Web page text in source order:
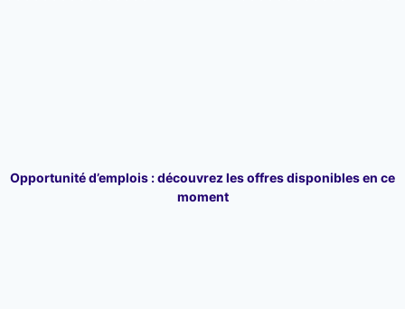
Opportunité d’emplois : découvrez les offres disponibles en ce
moment